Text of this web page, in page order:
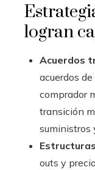
logran
Acuerdos
acuerdos
comprador
transición
suministros
outs y